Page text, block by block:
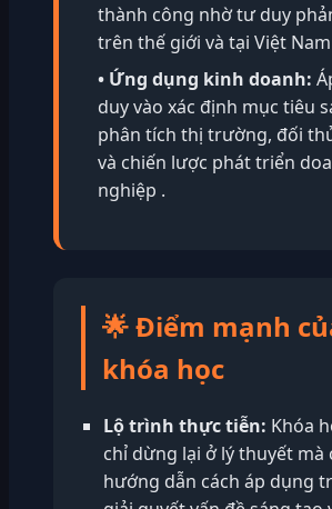
thành công nhờ tư duy
trên thế giới và tại Việt
• Ứng dụng kinh doanh:
duy vào xác định mục tiêu
phân tích thị trường, đối
và chiến lược phát triển
nghiệp .
🌟 Điểm mạnh
khóa học
Lộ trình thực tiễn: Khóa
chỉ dừng lại ở lý thuyết mà
hướng dẫn cách áp dụng